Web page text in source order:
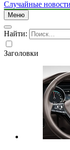
Случайные новости
Меню
Найти:
Заголовки